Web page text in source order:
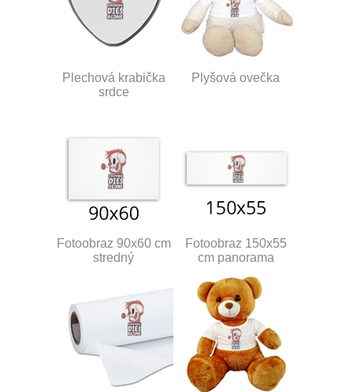
Plechová krabička
srdce
Plyšová ovečka
Fotoobraz 90x60 cm
stredný
Fotoobraz 150x55
cm panorama